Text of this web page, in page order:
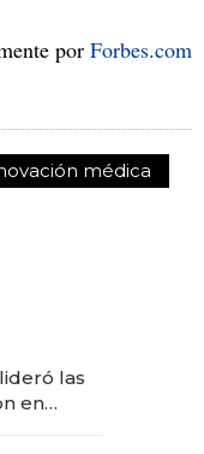
por Forbes.com
médica
las
en